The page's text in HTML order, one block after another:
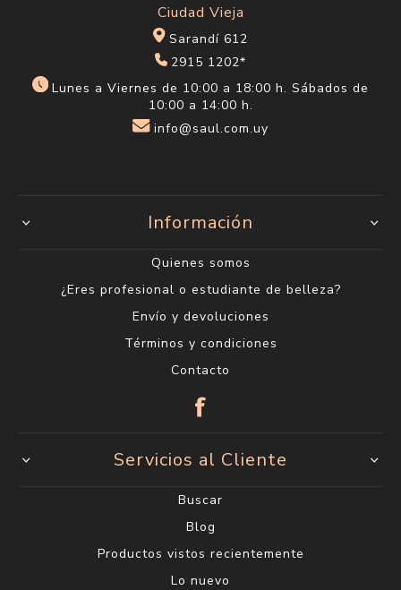
Ciudad Vieja
Sarandí 612
2915 1202*
Lunes a Viernes de 10:00 a 18:00 h. Sábados de
10:00 a 14:00 h.
info@saul.com.uy
Información
Quienes somos
¿Eres profesional o estudiante de belleza?
Envío y devoluciones
Términos y condiciones
Contacto
Servicios al Cliente
Buscar
Blog
Productos vistos recientemente
Lo nuevo